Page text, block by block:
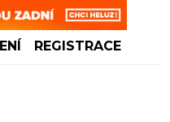
REGISTRACE